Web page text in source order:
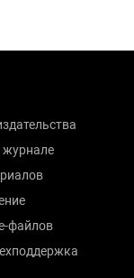
журнале
файлов